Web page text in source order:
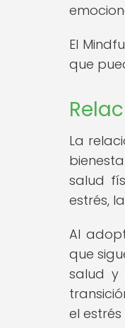
El
que
La
salud
estrés,
Al
que
salud y
el